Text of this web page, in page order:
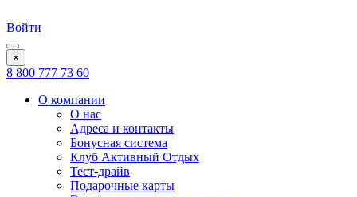
Войти
×
8 800 777 73 60
О компании
О нас
Адреса и контакты
Бонусная система
Клуб Активный Отдых
Тест-драйв
Подарочные карты